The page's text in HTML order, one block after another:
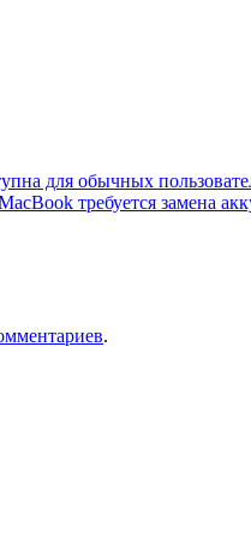
для обычных
требуется замена
.